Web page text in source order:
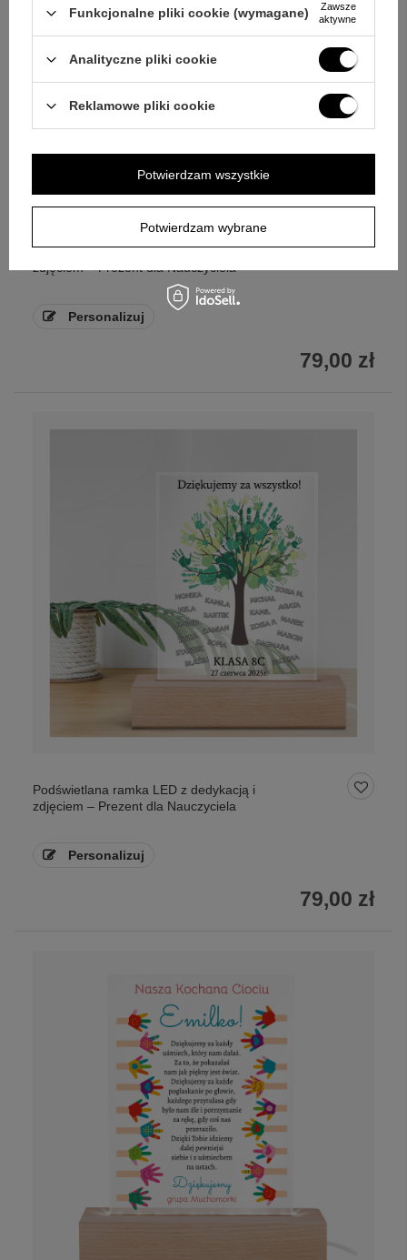
Podświetlana ramka LED z dedykacją i
zdjęciem – Prezent dla Nauczyciela
Personalizuj
79,00 zł
Podświetlana ramka LED z dedykacją i
zdjęciem – Prezent dla Nauczyciela
Personalizuj
79,00 zł
Funkcjonalne pliki cookie (wymagane)
Zawsze
aktywne
Analityczne pliki cookie
Reklamowe pliki cookie
Potwierdzam wybrane
Potwierdzam wszystkie